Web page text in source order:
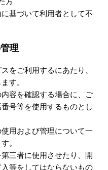
基づいて利用者として不
理
をご利用するにあたり、
す。
容を確認する場合に、ご
号等を使用するものとし
用および管理について一
。
三者に使用させたり、開
等をしてはならないもの